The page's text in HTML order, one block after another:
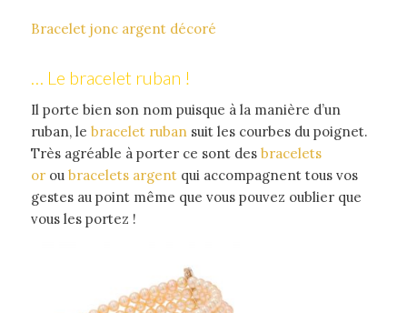
Bracelet jonc argent décoré
… Le bracelet ruban !
Il porte bien son nom puisque à la manière d’un
ruban, le bracelet ruban suit les courbes du poignet.
Très agréable à porter ce sont des bracelets
orou bracelets argentqui accompagnent tous vos
gestes au point même que vous pouvez oublier que
vous les portez !